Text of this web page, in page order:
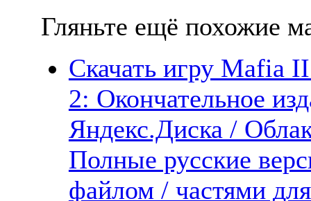
Гляньте ещё похожие
Скачать игру
2: Окончательное
Яндекс.Диска /
Полные русские
файлом / частями